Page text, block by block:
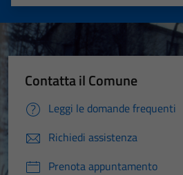
Contatta il Comune
Leggi le domande frequenti
Richiedi assistenza
Prenota appuntamento